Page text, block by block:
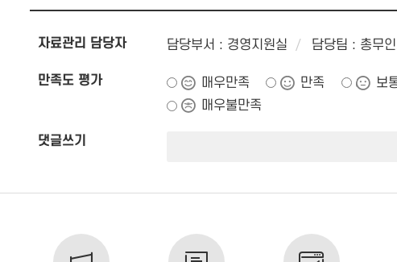
자료관리 담당자 담당부서 : 경영지원실 담당팀 : 총무
만족도 평가 매우만족 만족 보
매우불만족
댓글쓰기